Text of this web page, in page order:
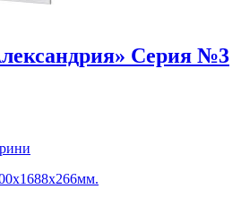
Серия №3